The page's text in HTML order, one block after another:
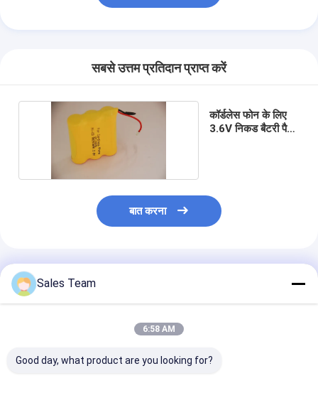
सबसे उत्तम प्रतिदान प्राप्त करें
कॉर्डलेस फोन के लिए
3.6V निकड बैटरी पैक
बात करना
अनुशंसित उत्पाद
Sales Team
6:58 AM
Good day, what product are you looking for?